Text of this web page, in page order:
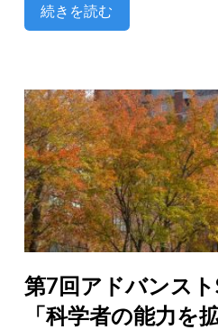
続きを読む
第7回アドバンス
「科学者の能力を